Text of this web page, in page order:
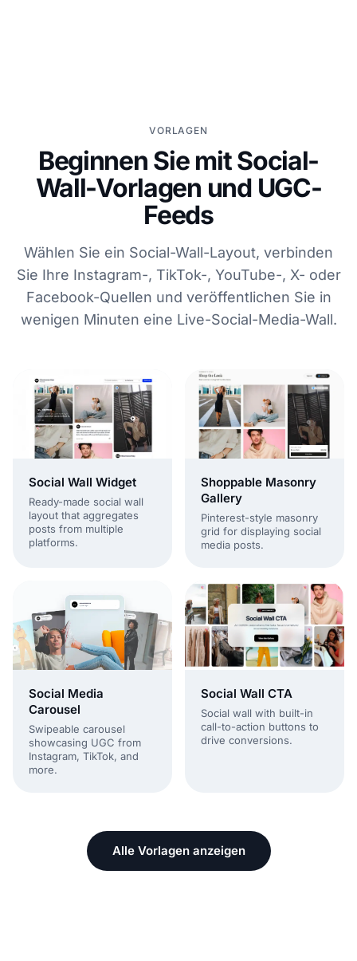
VORLAGEN
Beginnen Sie mit Social-
Wall-Vorlagen und UGC-
Feeds
Wählen Sie ein Social-Wall-Layout, verbinden
Sie Ihre Instagram-, TikTok-, YouTube-, X- oder
Facebook-Quellen und veröffentlichen Sie in
wenigen Minuten eine Live-Social-Media-Wall.
Social Wall Widget
Ready-made social wall
layout that aggregates
posts from multiple
platforms.
Shoppable Masonry
Gallery
Pinterest-style masonry
grid for displaying social
media posts.
Social Media
Carousel
Swipeable carousel
showcasing UGC from
Instagram, TikTok, and
more.
Social Wall CTA
Social wall with built-in
call-to-action buttons to
drive conversions.
Alle Vorlagen anzeigen